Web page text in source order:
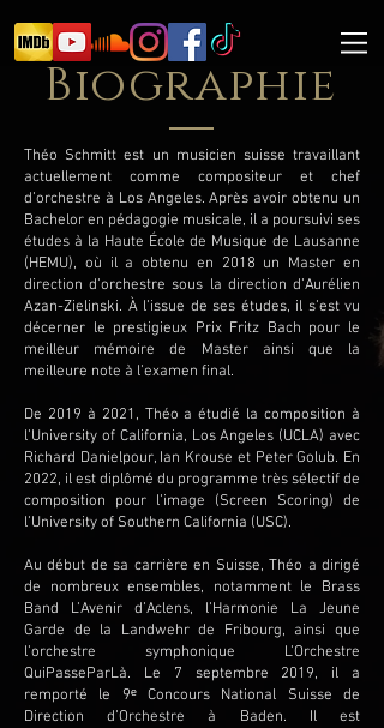
Biographie
Théo Schmitt est un musicien suisse travaillant
actuellement comme compositeur et chef
d’orchestre à Los Angeles. Après avoir obtenu un
Bachelor en pédagogie musicale, il a poursuivi ses
études à la Haute École de Musique de Lausanne
(HEMU), où il a obtenu en 2018 un Master en
direction d’orchestre sous la direction d’Aurélien
Azan-Zielinski. À l’issue de ses études, il s’est vu
décerner le prestigieux Prix Fritz Bach pour le
meilleur mémoire de Master ainsi que la
meilleure note à l’examen final.
De 2019 à 2021, Théo a étudié la composition à
l’University of California, Los Angeles (UCLA) avec
Richard Danielpour, Ian Krouse et Peter Golub. En
2022, il est diplômé du programme très sélectif de
composition pour l’image (Screen Scoring) de
l’University of Southern California (USC).
Au début de sa carrière en Suisse, Théo a dirigé
de nombreux ensembles, notamment le Brass
Band L’Avenir d’Aclens, l’Harmonie La Jeune
Garde de la Landwehr de Fribourg, ainsi que
l’orchestre symphonique L’Orchestre
QuiPasseParLà. Le 7 septembre 2019, il a
remporté le 9ᵉ Concours National Suisse de
Direction d’Orchestre à Baden. Il est